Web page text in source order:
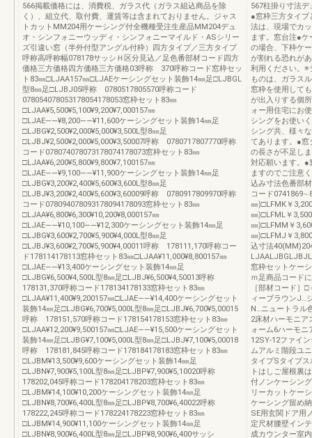
566掲載価格には、消費税、ガラス代（ガラス組込商品を除
く）、組立代、取付費、運賃等は含まれておりません。ジャス
トカットMM204用ケーシング付全機種受注生産品MM204デュ
オ・シンフォニーウッディ・シンフォニーマイルド・ASシリー
ズ引違い窓（半外付型アングル付枠）四方タイプ／三方タイプ
呼称高呼称幅078178サッシＨ区分見込／足色番部材コード四方
価格三方価格四方価格三方価格03呼称 370呼称コード窓枠セッ
ト83㎜□LJAA157㎜□LJAEケーシングセット装飾14㎜足□LJBGL
型8㎜足□LJBJ05呼称 0780517805570呼称コード
078054078053178054178053窓枠セット83㎜
□LJAA¥5,500¥5,100¥9,200¥7,000157㎜
□LJAE――¥8,200――¥11,600ケーシングセット装飾14㎜足
□LJBG¥2,500¥2,000¥5,000¥3,500L型8㎜足
□LJBJ¥2,500¥2,000¥5,000¥3,50007呼称 0780717807770呼称
コード078074078073178074178073窓枠セット83㎜
□LJAA¥6,200¥5,800¥9,800¥7,100157㎜
□LJAE――¥9,100――¥11,900ケーシングセット装飾14㎜足
□LJBG¥3,200¥2,400¥5,600¥3,600L型8㎜足
□LJBJ¥3,200¥2,400¥5,600¥3,60009呼称 0780917809970呼称
コード078094078093178094178093窓枠セット83㎜
□LJAA¥6,800¥6,300¥10,200¥8,000157㎜
□LJAE――¥10,100――¥12,300ケーシングセット装飾14㎜足
□LJBG¥3,600¥2,700¥5,900¥4,000L型8㎜足
□LJBJ¥3,600¥2,700¥5,900¥4,00011呼称 178111,170呼称コー
ド178114178113窓枠セット83㎜□LJAA¥11,000¥8,800157㎜
□LJAE――¥13,400ケーシングセット装飾14㎜足
□LJBG¥6,500¥4,500L型8㎜足□LJBJ¥6,500¥4,50013呼称
178131,370呼称コード178134178133窓枠セット83㎜
□LJAA¥11,400¥9,200157㎜□LJAE――¥14,400ケーシングセット
装飾14㎜足□LJBG¥6,700¥5,000L型8㎜足□LJBJ¥6,700¥5,00015
呼称 178151,570呼称コード178154178153窓枠セット83㎜
□LJAA¥12,200¥9,500157㎜□LJAE――¥15,500ケーシングセット
装飾14㎜足□LJBG¥7,100¥5,000L型8㎜足□LJBJ¥7,100¥5,00018
呼称 178181,845呼称コード178184178183窓枠セット83㎜
□LJBM¥13,500¥9,600ケーシングセット装飾14㎜足
□LJBN¥7,900¥5,100L型8㎜足□LJBP¥7,900¥5,10020呼称
178202,045呼称コード178204178203窓枠セット83㎜
□LJBM¥14,100¥10,200ケーシングセット装飾14㎜足
□LJBN¥8,700¥6,400L型8㎜足□LJBP¥8,700¥6,40022呼称
178222,245呼称コード178224178223窓枠セット83㎜
□LJBM¥14,900¥11,100ケーシングセット装飾14㎜足
□LJBN¥8,900¥6,400L型8㎜足□LJBP¥8,900¥6,400サッシ
567柱掛り寸法
●窓枠三方タイ
法は、現場でカ
ます。窓台注●
の場合、下枠ケ
が割れる恐れが
利用ください。※
ものは、ガラス
窓枠を使用して
が出入りする個
ォー用住宅にお
シングをお使い
シング共、様々
てあります。●窓
の長さが不足し
対応願います。●
ますのでご注意
込み寸法色番部
コード
㎜)□LFMK￥
㎜)□LFML￥
㎜)□LFMM￥
㎜)□LFMJ￥
込寸法
窓枠セットケー
ｍ足商品コード
［部材コード］
ィーブラウンJ…
N…ニュートラル
2床材ハーモニア
ォーム6ハーモ
12SY-12ファイ
ムアルミ階段ユ
タイプSタイプ
トはしご屋根裏
付ノンケーシン
リーカットケー
ケーシング留め
SE用玄関ドア用
定尺材腰壁イン
成カウンター室